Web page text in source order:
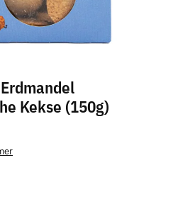
Kekse (150g)